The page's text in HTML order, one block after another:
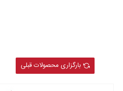
بارگزاری محصولات قبلی